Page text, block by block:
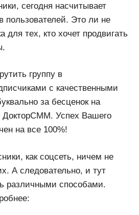
сегодня насчитывает
пользователей. Это ли не
для тех, кто хочет продвигать
группу в
с качественными
за бесценок на
Успех Вашего
на все 100%!
как соцсеть, ничем не
А следовательно, и тут
различными способами.